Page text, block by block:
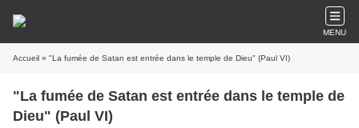
MENU
Accueil » "La fumée de Satan est entrée dans le temple de Dieu" (Paul VI)
"La fumée de Satan est entrée dans le temple de
Dieu" (Paul VI)